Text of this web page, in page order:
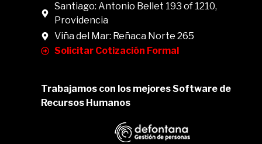
Santiago: Antonio Bellet 193 of 1210,
Providencia
Viña del Mar: Reñaca Norte 265
Solicitar Cotización Formal
Trabajamos con los mejores Software de
Recursos Humanos